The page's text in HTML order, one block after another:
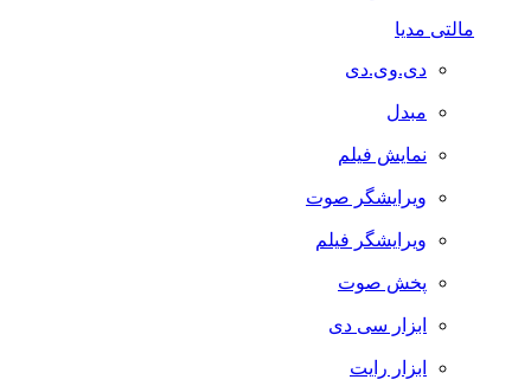
مالتی مدیا
دی.وی.دی
مبدل
نمایش فیلم
ویرایشگر صوت
ویرایشگر فیلم
پخش صوت
ابزار سی دی
ابزار رایت